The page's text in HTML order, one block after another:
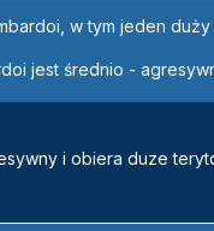
w tym jeden
jest średnio -
i obiera duze